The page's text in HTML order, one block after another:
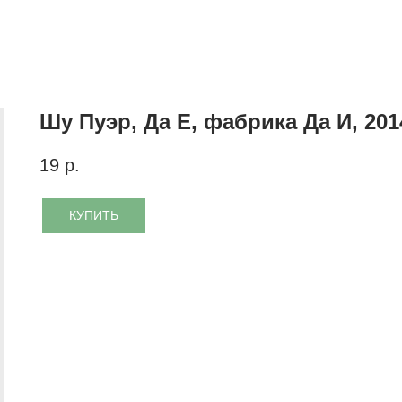
Шу Пуэр, Да Е, фабрика Да И,
19 р.
КУПИТЬ